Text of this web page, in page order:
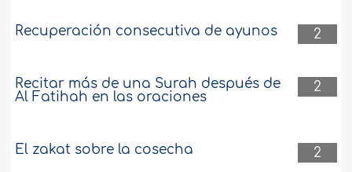
2
Recuperación consecutiva de ayunos
2
Recitar más de una Surah después de
Al Fatihah en las oraciones
2
El zakat sobre la cosecha